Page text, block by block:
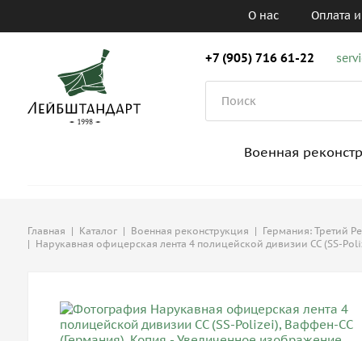
О нас Оплата
+7 (905) 716 61-22
Военная
Главная | Каталог | Военная реконструкция | Германия: Третий
| Нарукавная офицерская лента 4 полицейской дивизии СС (SS-